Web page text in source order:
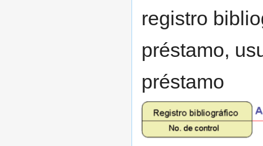
registro
préstamo,
préstamo